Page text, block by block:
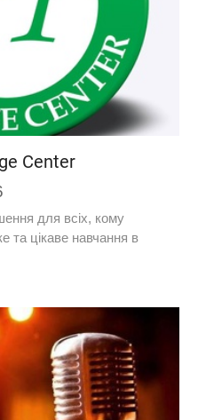
Center
для всіх, кому
та цікаве навчання в